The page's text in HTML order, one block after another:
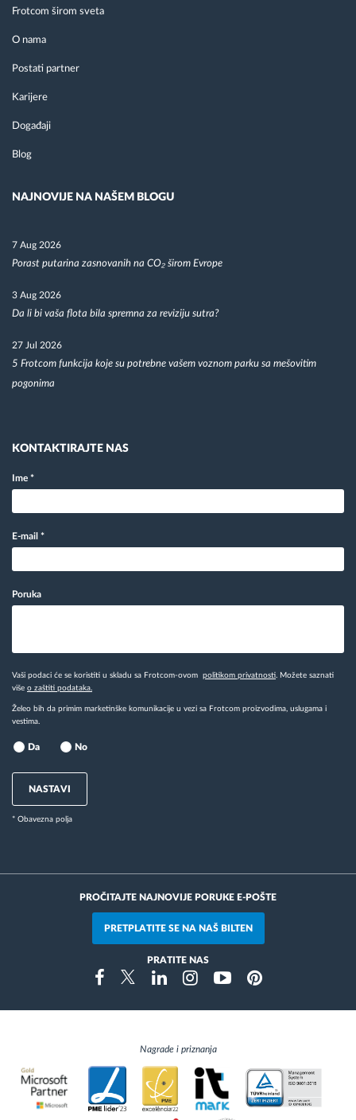
Frotcom širom sveta
O nama
Postati partner
Karijere
Događaji
Blog
NAJNOVIJE NA NAŠEM BLOGU
7 Aug 2026
Porast putarina zasnovanih na CO₂ širom Evrope
3 Aug 2026
Da li bi vaša flota bila spremna za reviziju sutra?
27 Jul 2026
5 Frotcom funkcija koje su potrebne vašem voznom parku sa mešovitim
pogonima
KONTAKTIRAJTE NAS
Ime *
E-mail *
Poruka
Vaši podaci će se koristiti u skladu sa Frotcom-ovom politikom privatnosti . Možete saznati
više o zaštiti podataka.
Želeo bih da primim marketinške komunikacije u vezi sa Frotcom proizvodima, uslugama i
vestima.
Da No
NASTAVI
* Obavezna polja
PROČITAJTE NAJNOVIJE PORUKE E-POŠTE
PRETPLATITE SE NA NAŠ BILTEN
PRATITE NAS
FacebookTwitterLinkedinInstragramYoutubePinterest
Nagrade i priznanja